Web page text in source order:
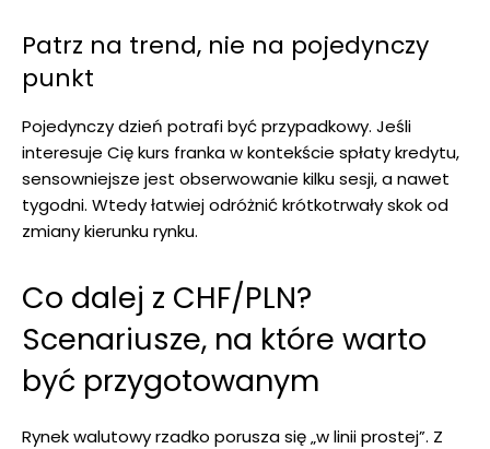
Patrz na trend, nie na pojedynczy
punkt
Pojedynczy dzień potrafi być przypadkowy. Jeśli
interesuje Cię kurs franka w kontekście spłaty kredytu,
sensowniejsze jest obserwowanie kilku sesji, a nawet
tygodni. Wtedy łatwiej odróżnić krótkotrwały skok od
zmiany kierunku rynku.
Co dalej z CHF/PLN?
Scenariusze, na które warto
być przygotowanym
Rynek walutowy rzadko porusza się „w linii prostej”. Z